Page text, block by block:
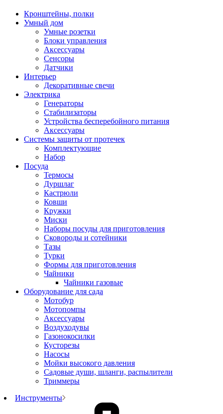
Кронштейны, полки
Умный дом
Умные розетки
Блоки управления
Аксессуары
Сенсоры
Датчики
Интерьер
Декоративные свечи
Электрика
Генераторы
Стабилизаторы
Устройства бесперебойного питания
Аксессуары
Системы защиты от протечек
Комплектующие
Набор
Посуда
Термосы
Дуршлаг
Кастрюли
Ковши
Кружки
Миски
Наборы посуды для приготовления
Сковороды и сотейники
Тазы
Турки
Формы для приготовления
Чайники
Чайники газовые
Оборудование для сада
Мотобур
Мотопомпы
Аксессуары
Воздуходувы
Газонокосилки
Кусторезы
Насосы
Мойки высокого давления
Садовые души, шланги, распылители
Триммеры
Инструменты